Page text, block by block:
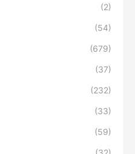
(2)
(54)
(679)
(37)
(232)
(33)
(59)